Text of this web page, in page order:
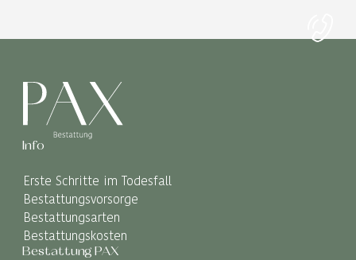
Info
Erste Schritte im Todesfall
Bestattungsvorsorge
Bestattungsarten
Bestattungskosten
Bestattung PAX